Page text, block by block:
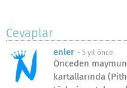
Cevaplar
enler - 5 yıl önce
Önceden
kartallarında